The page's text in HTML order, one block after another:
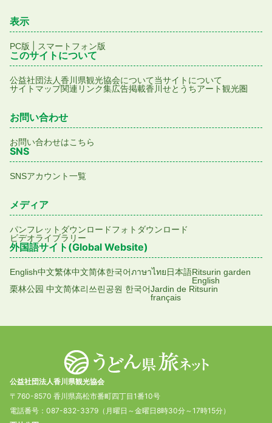
表示
PC版 スマートフォン版
このサイトについて
公益社団法人香川県観光協会について当サイトについて
サイトマップ関連リンク集広告掲載香川せとうちアート観光圏
お問い合わせ
お問い合わせはこちら
SNS
SNSアカウント一覧
メディア
パンフレットダウンロードフォトダウンロード
ビデオライブラリー
外国語サイト(Global Website)
English中文繁体中文简体한국어ภาษาไทย日本語Ritsurin garden
English
栗林公园 中文简体리쓰린공원 한국어Jardin de Ritsurin
français
公益社団法人香川県観光協会
〒760-8570 香川県高松市番町四丁目1番10号
電話番号：087-832-3379（月曜日～金曜日8時30分～17時15分）